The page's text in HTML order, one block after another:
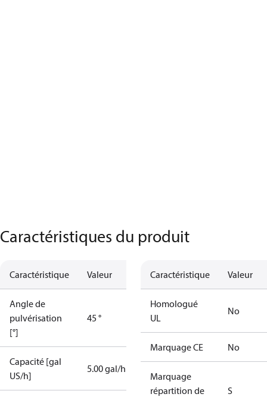
Caractéristiques du produit
Caractéristique Valeur
Angle de
pulvérisation
[°]
45 °
Capacité [gal
US/h]
5.00 gal/h
Caractéristique Valeur
Homologué
UL
No
Marquage CE No
Marquage
répartition de
S